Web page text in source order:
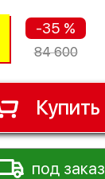
-35 %
84 600
Купить
под заказ